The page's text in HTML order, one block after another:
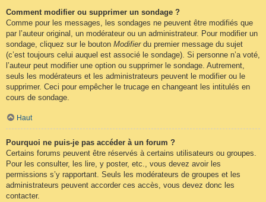
Comment modifier ou supprimer un sondage ?
Comme pour les messages, les sondages ne peuvent être modifiés que
par l’auteur original, un modérateur ou un administrateur. Pour modifier un
sondage, cliquez sur le bouton Modifierdu premier message du sujet
(c’est toujours celui auquel est associé le sondage). Si personne n’a voté,
l’auteur peut modifier une option ou supprimer le sondage. Autrement,
seuls les modérateurs et les administrateurs peuvent le modifier ou le
supprimer. Ceci pour empêcher le trucage en changeant les intitulés en
cours de sondage.
Haut
Pourquoi ne puis-je pas accéder à un forum ?
Certains forums peuvent être réservés à certains utilisateurs ou groupes.
Pour les consulter, les lire, y poster, etc., vous devez avoir les
permissions s’y rapportant. Seuls les modérateurs de groupes et les
administrateurs peuvent accorder ces accès, vous devez donc les
contacter.